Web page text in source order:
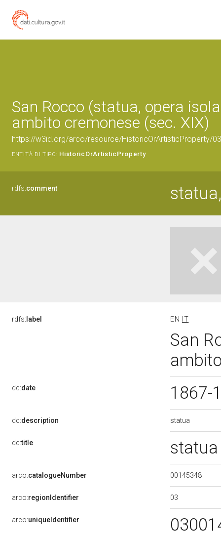
San Rocco (statua, opera
ambito cremonese (sec. XIX)
https://w3id.org/arco/resource/HistoricOrArtisticProperty/
ENTITÀ DI TIPO: HistoricOrArtisticProperty
rdfs:comment
rdfs: label EN IT
San
dc:date 1867-
dc:description statua
dc:title
arco:catalogueNumber 00145348
arco:regionIdentifier 03
arco:uniqueIdentifier